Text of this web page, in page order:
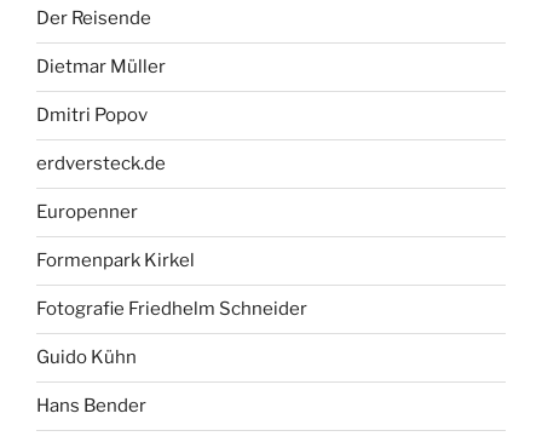
Der Reisende
Dietmar Müller
Dmitri Popov
erdversteck.de
Europenner
Formenpark Kirkel
Fotografie Friedhelm Schneider
Guido Kühn
Hans Bender